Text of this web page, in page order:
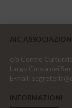
AIC
c/o Centro
Largo Corsia dei
E-mail:
INFORMAZIONI